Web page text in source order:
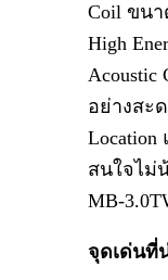
Coil ขน
High
Acoustic
อย่างสะ
Location
สนใจไม่
MB-
จุดเด่นที่